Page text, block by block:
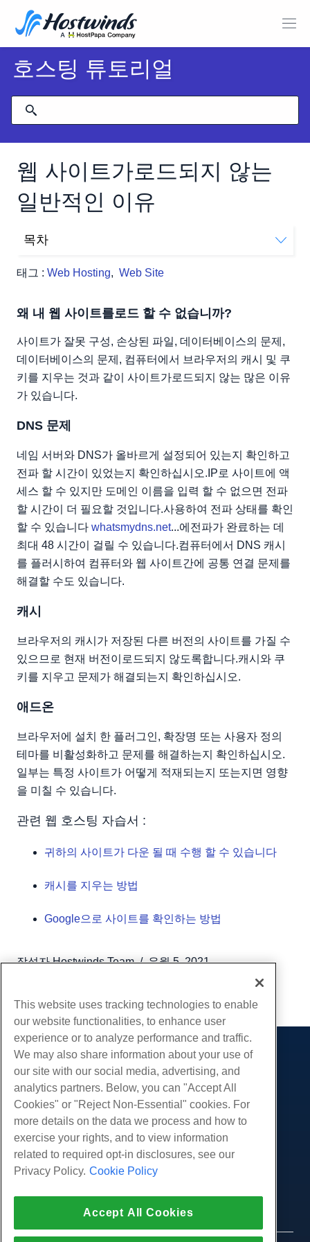
호스팅 튜토리얼
웹 사이트가로드되지 않는
일반적인 이유
태그 : Web Hosting, Web Site
목차
DNS 문제
애드온
관련 웹 호스팅 자습서 :
왜 내 웹 사이트를로드 할 수 없습니까?
사이트가 잘못 구성, 손상된 파일, 데이터베이스의 문제,
데이터베이스의 문제, 컴퓨터에서 브라우저의 캐시 및 쿠
키를 지우는 것과 같이 사이트가로드되지 않는 많은 이유
가 있습니다.
DNS 문제
네임 서버와 DNS가 올바르게 설정되어 있는지 확인하고
전파 할 시간이 있었는지 확인하십시오.IP로 사이트에 액
세스 할 수 있지만 도메인 이름을 입력 할 수 없으면 전파
할 시간이 더 필요할 것입니다.사용하여 전파 상태를 확인
할 수 있습니다 whatsmydns.net...에전파가 완료하는 데
최대 48 시간이 걸릴 수 있습니다.컴퓨터에서 DNS 캐시
를 플러시하여 컴퓨터와 웹 사이트간에 공통 연결 문제를
해결할 수도 있습니다.
캐시
브라우저의 캐시가 저장된 다른 버전의 사이트를 가질 수
있으므로 현재 버전이로드되지 않도록합니다.캐시와 쿠
키를 지우고 문제가 해결되는지 확인하십시오.
애드온
브라우저에 설치 한 플러그인, 확장명 또는 사용자 정의
테마를 비활성화하고 문제를 해결하는지 확인하십시오.
일부는 특정 사이트가 어떻게 적재되는지 또는지면 영향
을 미칠 수 있습니다.
관련 웹 호스팅 자습서 :
귀하의 사이트가 다운 될 때 수행 할 수 있습니다
캐시를 지우는 방법
Google으로 사이트를 확인하는 방법
작성자 Hostwinds Team/유월 5, 2021
제품
웹 호스팅
비즈니스 호스팅
리셀러 호스팅
화이트 라벨 리셀러
관리되는 리눅스 VPS
관리되지 않는 리눅스 VPS
관리 창 VPS
관리되지 않는 Windows VPS
클라우드 서버
서비스
웹 사이트 마이그레이션
커뮤니티
제품 문서
회사
회사 소개
프레스
적법한
우리와 함께 라이브 채팅
This website uses tracking technologies to enable
our website functionalities, to enhance user
experience or to analyze performance and traffic.
We may also share information about your use of
our site with our social media, advertising, and
analytics partners. Below, you can "Accept All
Cookies" or "Reject Non-Essential" cookies. For
more details on the data we process and how to
exercise your rights, and to view information
related to required opt-in disclosures, see our
Privacy Policy. Cookie Policy
Accept All Cookies